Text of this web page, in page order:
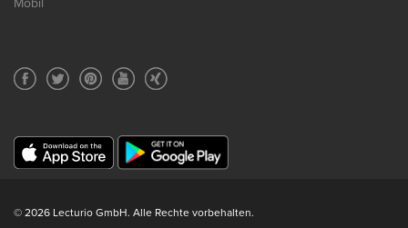
Mobil
© 2026 Lecturio GmbH. Alle Rechte vorbehalten.